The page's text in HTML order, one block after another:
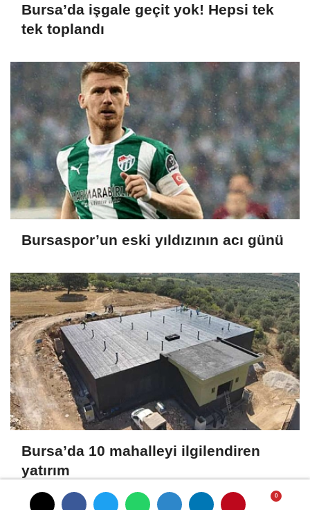
Bursa’da işgale geçit yok! Hepsi tek
tek toplandı
Bursaspor’un eski yıldızının acı günü
Bursa’da 10 mahalleyi ilgilendiren
yatırım